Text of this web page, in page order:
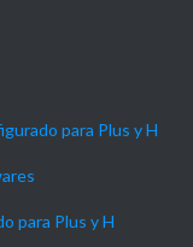
para Plus y H
para Plus y H